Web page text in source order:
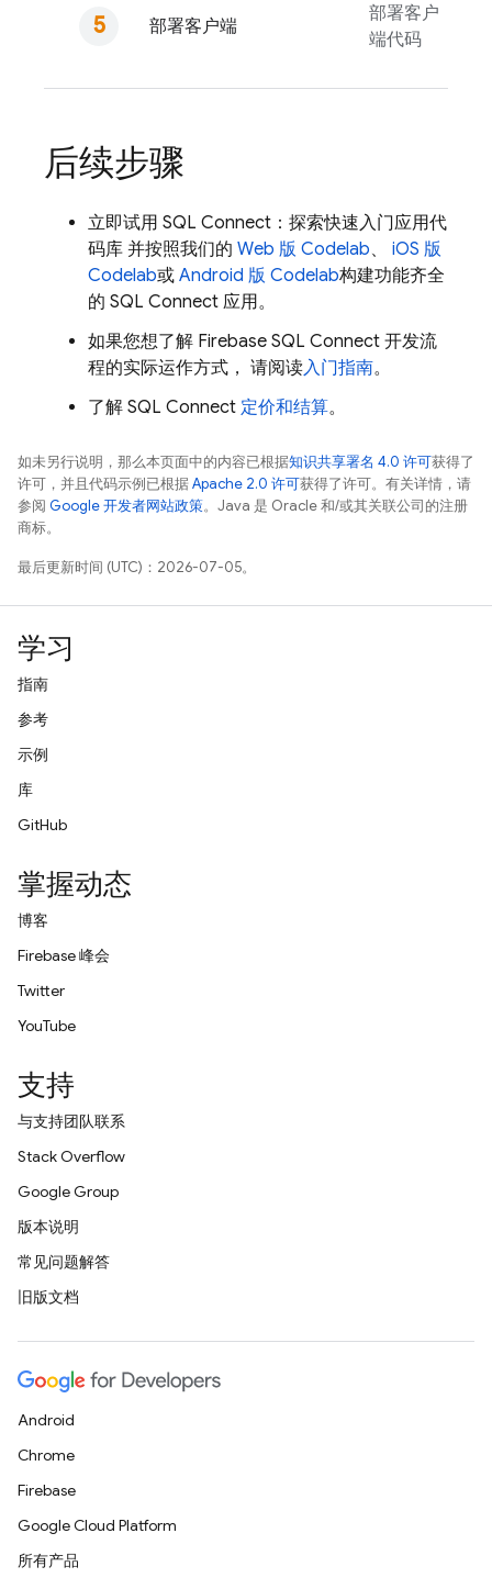
部署客户端
部署客户
端代码
后续步骤
立即试用 SQL Connect ：探索快速入门应用代
码库 并按照我们的 Web 版 Codelab、 iOS 版
Codelab或 Android 版 Codelab构建功能齐全
的 SQL Connect 应用。
如果您想了解 Firebase SQL Connect 开发流
程的实际运作方式， 请阅读入门指南。
了解 SQL Connect 定价和结算。
如未另行说明，那么本页面中的内容已根据知识共享署名 4.0 许可获得了
许可，并且代码示例已根据Apache 2.0 许可获得了许可。有关详情，请
参阅 Google 开发者网站政策。Java 是 Oracle 和/或其关联公司的注册
商标。
最后更新时间 (UTC)：2026-07-05。
学习
指南
参考
示例
库
GitHub
掌握动态
博客
Firebase 峰会
Twitter
YouTube
支持
与支持团队联系
Stack Overflow
Google Group
版本说明
常见问题解答
旧版文档
Android
Chrome
Firebase
Google Cloud Platform
所有产品